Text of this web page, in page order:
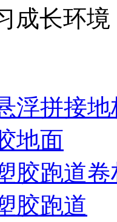
成长环境
浮拼接地
地面
胶跑道卷
胶跑道